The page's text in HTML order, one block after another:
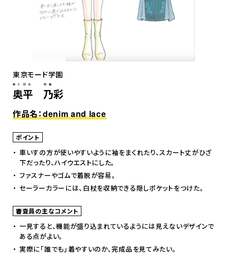
東京モード学園
奥平 乃彩
おくひら のあ
作品名：denim and lace
ポイント
車いすの方が使いやすいように袖をまくれたり、スカート丈がひざ
下だったり、ハイウエストにした。
ファスナーやゴムで着脱が容易。
セーラーカラーには、白杖を収納できる隠しポケットをつけた。
審査員の主なコメント
一見すると、機能が盛り込まれているようには見えないデザインで
ある点がよい。
実際に「誰でも」着やすいのか、完成品を見てみたい。